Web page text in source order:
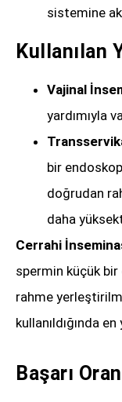
sistemine
Kullanılan
Vajinal
yardımıyla
bir
doğrudan
daha
Cerrahi
spermin küçük
rahme
kullanıldığında
Başarı